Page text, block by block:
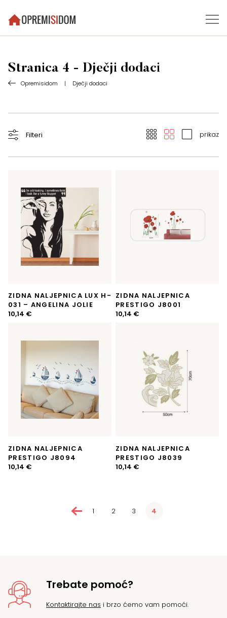
Stranica 4 - Dječji dodaci
Opremisidom | Dječji dodaci
ZIDNA NALJEPNICA LUX H-
031 – ANGELINA JOLIE
10,14 €
ZIDNA NALJEPNICA
PRESTIGO J8001
10,14 €
ZIDNA NALJEPNICA
PRESTIGO J8094
10,14 €
ZIDNA NALJEPNICA
PRESTIGO J8039
10,14 €
←1 2 3 4
Filteri prikaz
Trebate pomoć?
Kontaktirajte nas i brzo ćemo vam pomoći.